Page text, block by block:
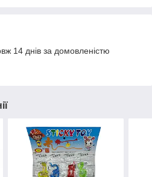
14 днів за домовленістю